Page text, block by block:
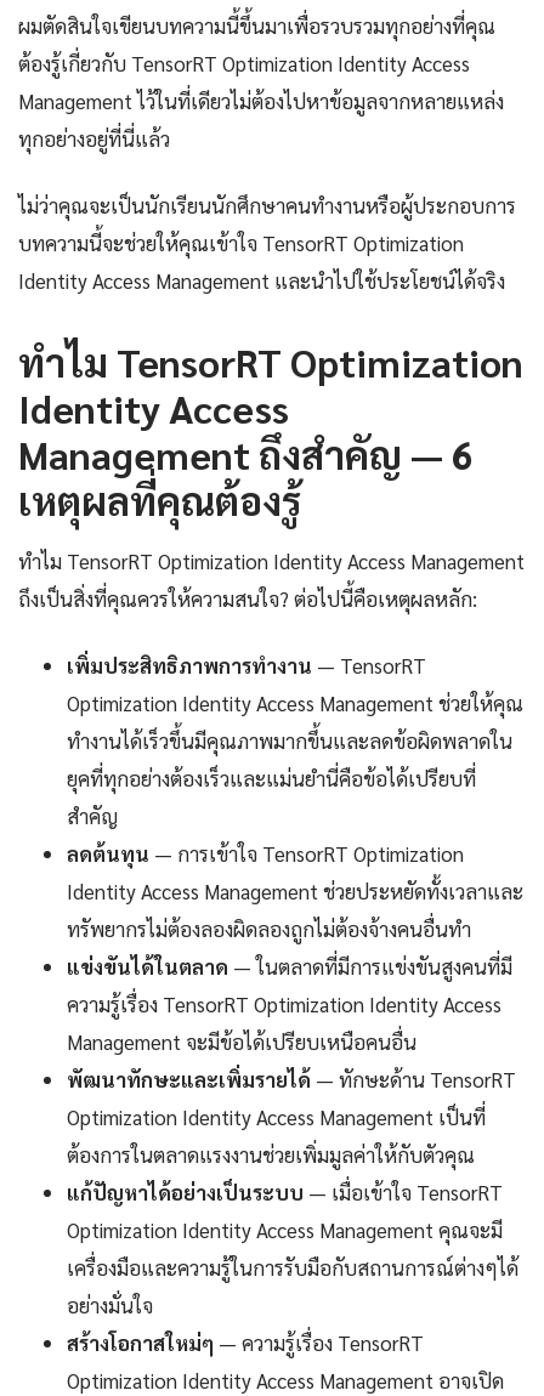
ผมตัดสินใจเขียนบทความนี้ขึ้นมาเพื่อรวบรวมทุกอย่างที่คุณ
ต้องรู้เกี่ยวกับ TensorRT Optimization Identity Access
Management ไว้ในที่เดียวไม่ต้องไปหาข้อมูลจากหลายแหล่ง
ทุกอย่างอยู่ที่นี่แล้ว
ไม่ว่าคุณจะเป็นนักเรียนนักศึกษาคนทำงานหรือผู้ประกอบการ
บทความนี้จะช่วยให้คุณเข้าใจ TensorRT Optimization
Identity Access Management และนำไปใช้ประโยชน์ได้จริง
ทำไม TensorRT Optimization
Identity Access
Management ถึงสำคัญ — 6
เหตุผลที่คุณต้องรู้
ทำไม TensorRT Optimization Identity Access Management
ถึงเป็นสิ่งที่คุณควรให้ความสนใจ? ต่อไปนี้คือเหตุผลหลัก:
เพิ่มประสิทธิภาพการทำงาน — TensorRT
Optimization Identity Access Management ช่วยให้คุณ
ทำงานได้เร็วขึ้นมีคุณภาพมากขึ้นและลดข้อผิดพลาดใน
ยุคที่ทุกอย่างต้องเร็วและแม่นยำนี่คือข้อได้เปรียบที่
สำคัญ
ลดต้นทุน — การเข้าใจ TensorRT Optimization
Identity Access Management ช่วยประหยัดทั้งเวลาและ
ทรัพยากรไม่ต้องลองผิดลองถูกไม่ต้องจ้างคนอื่นทำ
แข่งขันได้ในตลาด — ในตลาดที่มีการแข่งขันสูงคนที่มี
ความรู้เรื่อง TensorRT Optimization Identity Access
Management จะมีข้อได้เปรียบเหนือคนอื่น
พัฒนาทักษะและเพิ่มรายได้ — ทักษะด้าน TensorRT
Optimization Identity Access Management เป็นที่
ต้องการในตลาดแรงงานช่วยเพิ่มมูลค่าให้กับตัวคุณ
แก้ปัญหาได้อย่างเป็นระบบ — เมื่อเข้าใจ TensorRT
Optimization Identity Access Management คุณจะมี
เครื่องมือและความรู้ในการรับมือกับสถานการณ์ต่างๆได้
อย่างมั่นใจ
สร้างโอกาสใหม่ๆ — ความรู้เรื่อง TensorRT
Optimization Identity Access Management อาจเปิด